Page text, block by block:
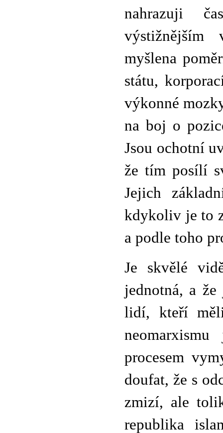
nahrazuji
výstižnějším
myšlena
státu,
výkonné
na boj o
Jsou ochotní
že tím posílí
Jejich
kdykoliv je to
a podle toho
Je skvělé
jednotná, a
lidí, kteří
procesem
doufat, že s
zmizí, ale
republika